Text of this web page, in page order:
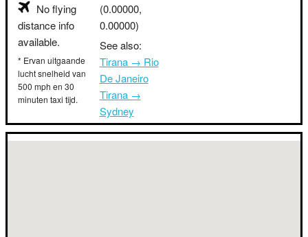
No flying
distance info
available.
* Ervan uitgaande
lucht snelheid van
500 mph en 30
minuten taxi tijd.
(0.00000,
0.00000)
See also:
Tirana → Rio
De Janeiro
Tirana →
Sydney